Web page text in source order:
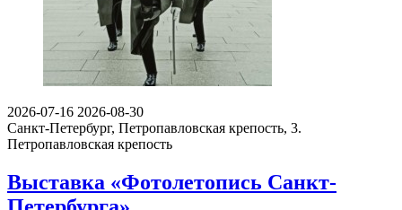
2026-07-16 2026-08-30
Санкт-Петербург, Петропавловская крепость, 3.
Петропавловская крепость
Выставка «Фотолетопись Санкт-